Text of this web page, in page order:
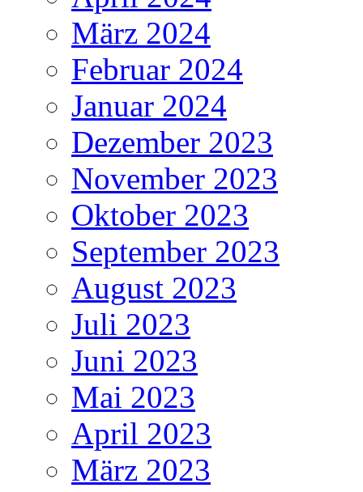
März 2024
Februar 2024
Januar 2024
Dezember 2023
November 2023
Oktober 2023
September 2023
August 2023
Juli 2023
Juni 2023
Mai 2023
April 2023
März 2023